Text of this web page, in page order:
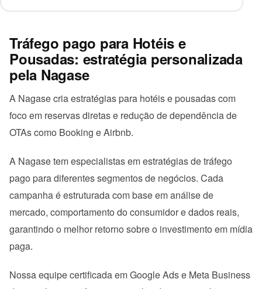
Tráfego pago para Hotéis e
Pousadas: estratégia personalizada
pela Nagase
A Nagase cria estratégias para hotéis e pousadas com
foco em reservas diretas e redução de dependência de
OTAs como Booking e Airbnb.
A Nagase tem especialistas em estratégias de tráfego
pago para diferentes segmentos de negócios. Cada
campanha é estruturada com base em análise de
mercado, comportamento do consumidor e dados reais,
garantindo o melhor retorno sobre o investimento em mídia
paga.
Nossa equipe certificada em Google Ads e Meta Business